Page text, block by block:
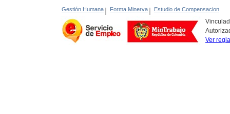
Gestión Humana | Forma Minerva | Estudio de Compensacion
Ver